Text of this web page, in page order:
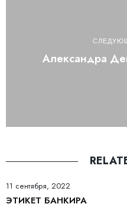
Александра
11 сентября, 2022
ЭТИКЕТ БАНКИРА